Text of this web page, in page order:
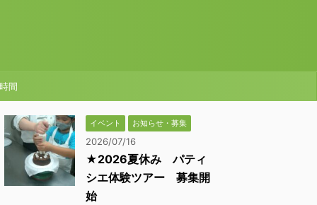
間
イベント お知らせ・募集
2026/07/16
★2026夏休み パティ
シエ体験ツアー 募集開
始